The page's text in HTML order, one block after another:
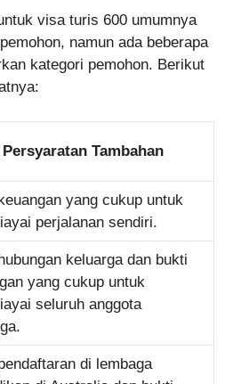
visa turis 600 umumnya
namun ada beberapa
kategori pemohon. Berikut
Persyaratan Tambahan
yang cukup untuk
perjalanan sendiri.
keluarga dan bukti
yang cukup untuk
seluruh anggota
di lembaga